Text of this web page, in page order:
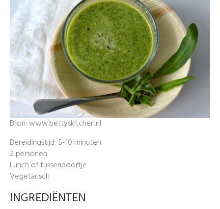
Bron: www.bettyskitchen.nl
Bereidingstijd: 5-10 minuten
2 personen
Lunch of tussendoortje
Vegetarisch
INGREDIËNTEN